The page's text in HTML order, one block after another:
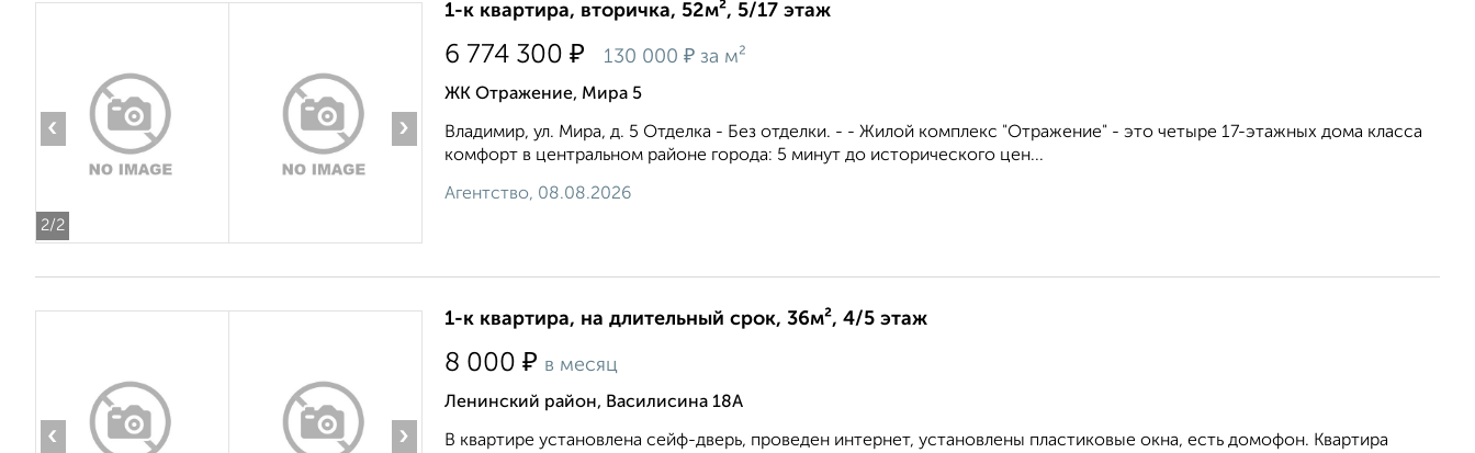
2/2
‹ ›
1-к квартира, вторичка, 52м², 5/17 этаж
6 774 300 ₽ 130 000 ₽ за м²
ЖК Отражение, Мира 5
Владимир, ул. Мира, д. 5 Отделка - Без отделки. - - Жилой комплекс "Отражение" - это четыре 17-этажных дома класса
комфорт в центральном районе города: 5 минут до исторического цен...
Агентство, 08.08.2026
‹ ›
1-к квартира, на длительный срок, 36м², 4/5 этаж
8 000 ₽ в месяц
Ленинский район, Василисина 18А
В квартире установлена сейф-дверь, проведен интернет, установлены пластиковые окна, есть домофон. Квартира